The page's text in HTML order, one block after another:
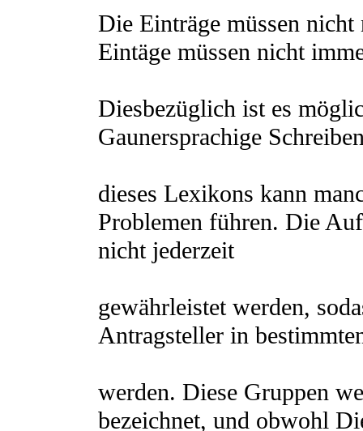
Die Einträge müssen
Eintäge müssen nicht
Diesbezüglich ist es
Gaunersprachige
dieses Lexikons kann
Problemen führen. Die
nicht jederzeit
gewährleistet werden,
Antragsteller in
werden. Diese Gruppen
bezeichnet, und obwohl